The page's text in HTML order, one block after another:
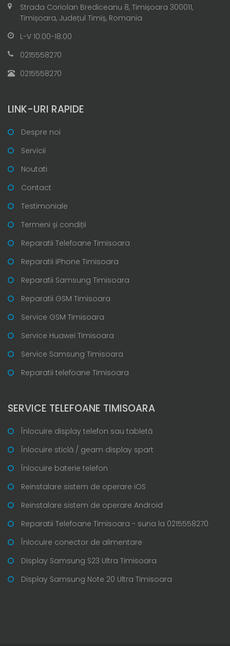
Strada Coriolan Brediceanu 8, Timișoara 300011,
Timișoara, Județul Timiș, Romania
L-V 10:00-18:00
0215558270
0215558270
LINK-URI RAPIDE
Despre noi
Servicii
Noutati
Contact
Testimoniale
Termeni și condiții
Reparatii Telefoane Timisoara
Reparatii iPhone Timisoara
Reparatii Samsung Timisoara
Reparatii GSM Timisoara
Service GSM Timisoara
Service Huawei Timisoara
Service Samsung Timisoara
Reparatii telefoane Timisoara
SERVICE TELEFOANE TIMISOARA
Înlocuire display telefon sau tabletă
Înlocuire sticlă / geam display spart
Înlocuire baterie telefon
Reinstalare sistem de operare iOS
Reinstalare sistem de operare Android
Reparatii Telefoane Timisoara - suna la 0215558270
Înlocuire conector de alimentare
Display Samsung S23 Ultra Timisoara
Display Samsung Note 20 Ultra Timisoara